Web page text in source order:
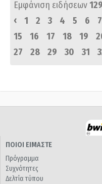
Εμφάνιση ειδήσεων
‹
1 2 3 4 5 6 7
15
16 17 18 19
27
28 29 30 31
ΠΟΙΟΙ ΕΙΜΑΣΤΕ
Πρόγραμμα
Συχνότητες
Δελτία τύπου